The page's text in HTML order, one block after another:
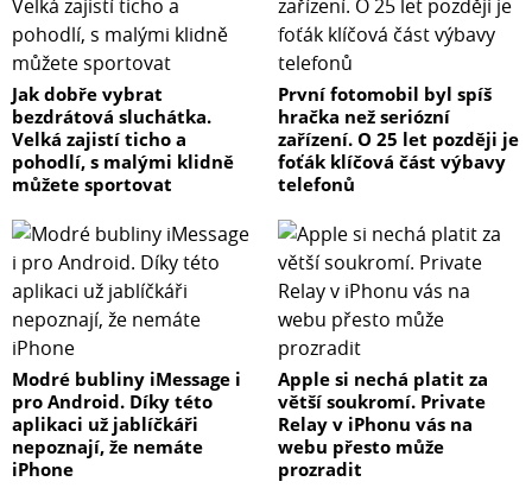
Odolné, přenosné a připravené na cesty
Vnější povrch DXS XLF je potažen odolným povlakem
Polyurea s extrémně vysokou odolností proti poškození,
který chrání skříň reproboxu proti poškrábání, nárazu
profesionální vzhled i v dalších letech. Kromě toho, nová
snadno uchopitelná hliníková rukojeť, volitelná sada
koleček SPW1 a funkční ochranné obaly SPCVR poskytují
další bezpečnost, přenosnost a klid na cestách.
Jak dobře vybrat
bezdrátová sluchátka.
Velká zajistí ticho a
pohodlí, s malými klidně
můžete sportovat
První fotomobil byl spíš
hračka než seriózní
zařízení. O 25 let později je
foťák klíčová část výbavy
telefonů
Modré bubliny iMessage i
pro Android. Díky této
aplikaci už jablíčkáři
nepoznají, že nemáte
iPhone
Apple si nechá platit za
větší soukromí. Private
Relay v iPhonu vás na
webu přesto může
prozradit